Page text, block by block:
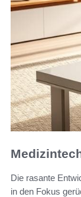
Die rasante
in den Fokus